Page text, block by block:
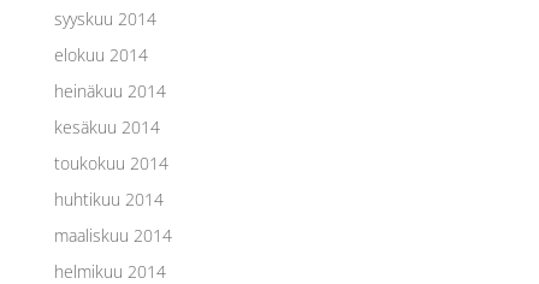
syyskuu 2014
elokuu 2014
heinäkuu 2014
kesäkuu 2014
toukokuu 2014
huhtikuu 2014
maaliskuu 2014
helmikuu 2014